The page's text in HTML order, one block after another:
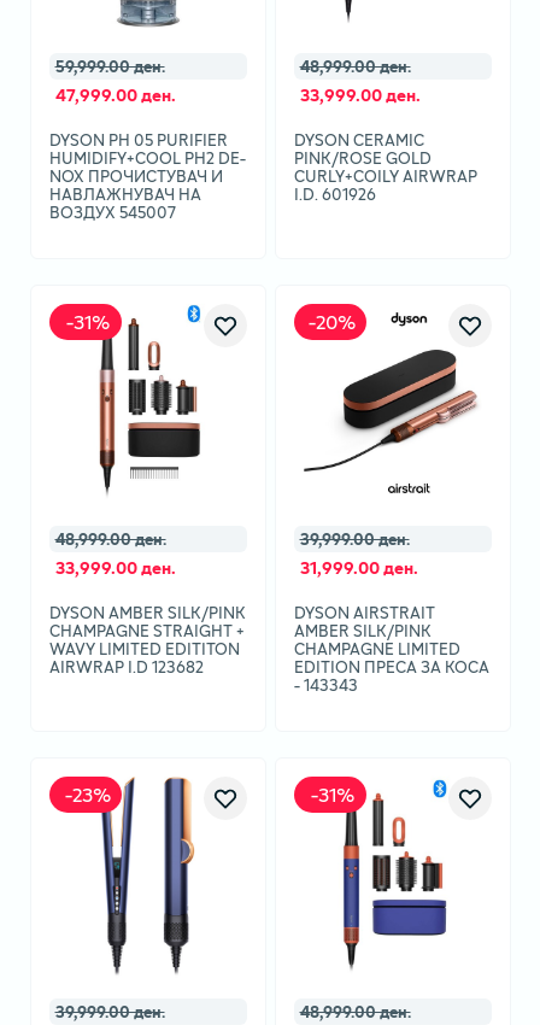
59,999.00 ден.
47,999.00 ден.
DYSON PH 05 PURIFIER
HUMIDIFY+COOL PH2 DE-
NOX ПРОЧИСТУВАЧ И
НАВЛАЖНУВАЧ НА
ВОЗДУХ 545007
48,999.00 ден.
33,999.00 ден.
DYSON CERAMIC
PINK/ROSE GOLD
CURLY+COILY AIRWRAP
I.D. 601926
-31%
48,999.00 ден.
33,999.00 ден.
DYSON AMBER SILK/PINK
CHAMPAGNE STRAIGHT +
WAVY LIMITED EDITITON
AIRWRAP I.D 123682
-20%
39,999.00 ден.
31,999.00 ден.
DYSON AIRSTRAIT
AMBER SILK/PINK
CHAMPAGNE LIMITED
EDITION ПРЕСА ЗА КОСА
- 143343
-23%
39,999.00 ден.
-31%
48,999.00 ден.